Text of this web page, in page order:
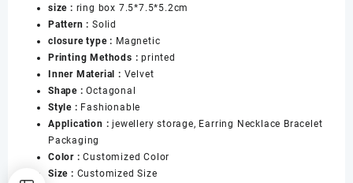
Necklace
Earrings
Wedding
Ring
Boxes
数
量
size : ring box 7.5*7.5*5.2cm
Pattern : Solid
closure type : Magnetic
Printing Methods :printed
Inner Material : Velvet
Shape :Octagonal
Style : Fashionable
Application :jewellery storage, Earring Necklace Bracelet
Packaging
Color :Customized Color
Size : Customized Size